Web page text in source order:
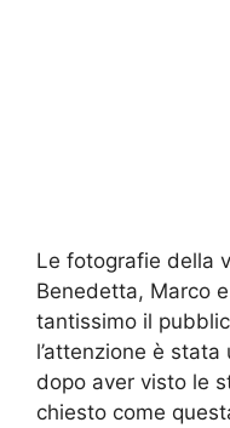
Le fotografie della
Benedetta, Marco
tantissimo il
l’attenzione è
dopo aver visto le
chiesto come